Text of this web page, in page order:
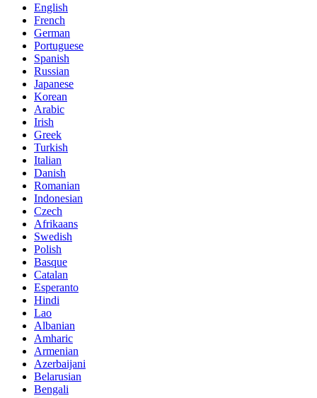
English
French
German
Portuguese
Spanish
Russian
Japanese
Korean
Arabic
Irish
Greek
Turkish
Italian
Danish
Romanian
Indonesian
Czech
Afrikaans
Swedish
Polish
Basque
Catalan
Esperanto
Hindi
Lao
Albanian
Amharic
Armenian
Azerbaijani
Belarusian
Bengali